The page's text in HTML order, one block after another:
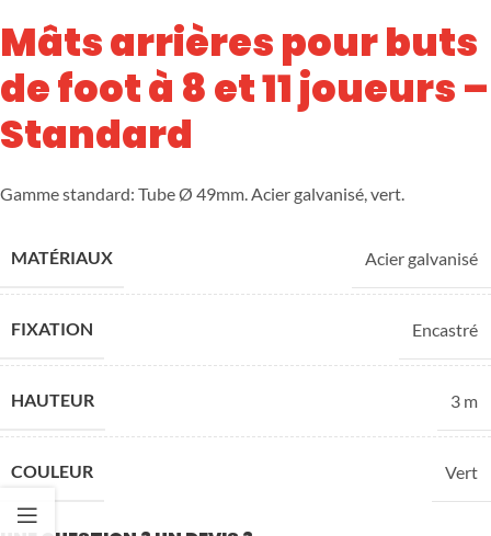
Mâts arrières pour buts
de foot à 8 et 11 joueurs –
Standard
Gamme standard: Tube Ø 49mm. Acier galvanisé, vert.
MATÉRIAUX Acier galvanisé
FIXATION Encastré
HAUTEUR 3 m
COULEUR Vert